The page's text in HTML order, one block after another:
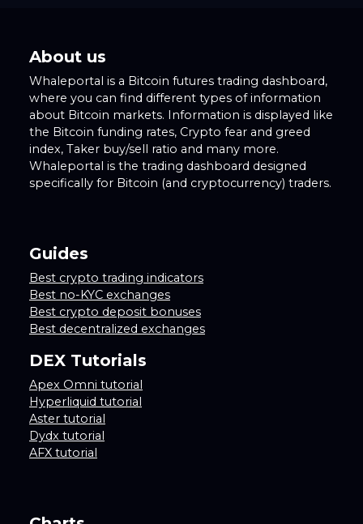
About us
Whaleportal is a Bitcoin futures trading dashboard,
where you can find different types of information
about Bitcoin markets. Information is displayed like
the Bitcoin funding rates, Crypto fear and greed
index, Taker buy/sell ratio and many more.
Whaleportal is the trading dashboard designed
specifically for Bitcoin (and cryptocurrency) traders.
Guides
Best crypto trading indicators
Best no-KYC exchanges
Best crypto deposit bonuses
Best decentralized exchanges
DEX Tutorials
Apex Omni tutorial
Hyperliquid tutorial
Aster tutorial
Dydx tutorial
AFX tutorial